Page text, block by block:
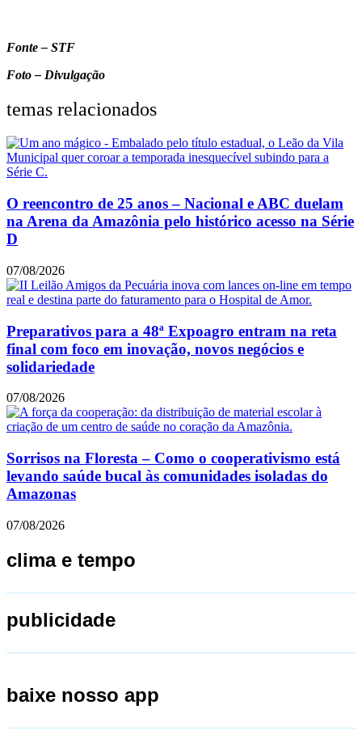
Fonte – STF
Foto – Divulgação
temas relacionados
O reencontro de 25 anos – Nacional e ABC duelam
na Arena da Amazônia pelo histórico acesso na Série
D
07/08/2026
Preparativos para a 48ª Expoagro entram na reta
final com foco em inovação, novos negócios e
solidariedade
07/08/2026
Sorrisos na Floresta – Como o cooperativismo está
levando saúde bucal às comunidades isoladas do
Amazonas
07/08/2026
clima e tempo
publicidade
baixe nosso app